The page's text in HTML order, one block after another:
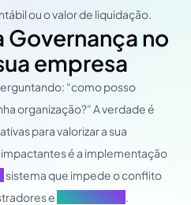
ou o valor de liquidação.
no
empresa
“como posso
organização?” A verdade é
para valorizar a sua
é a implementação
sistema que impede o conflito
e
.